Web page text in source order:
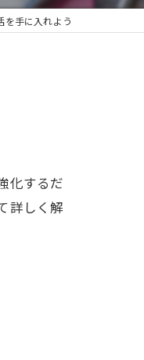
を手に入れよう
化するだ
詳しく解